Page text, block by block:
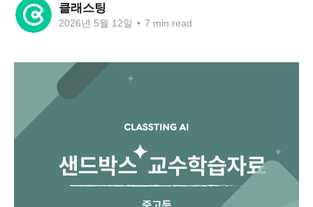
클래스팅
2026년 5월 12일 • 7 min read